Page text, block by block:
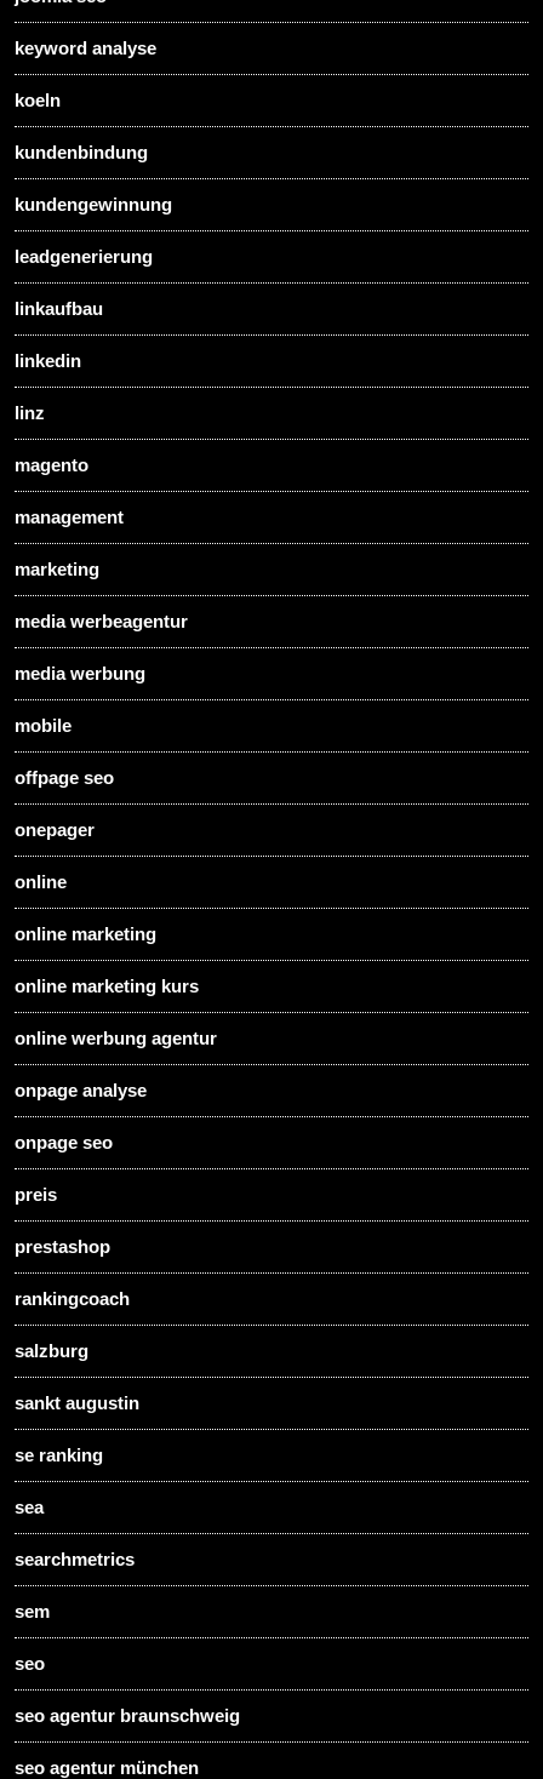
keyword analyse
koeln
kundenbindung
kundengewinnung
leadgenerierung
linkaufbau
linkedin
linz
magento
management
marketing
media werbeagentur
media werbung
mobile
offpage seo
onepager
online
online marketing
online marketing kurs
online werbung agentur
onpage analyse
onpage seo
preis
prestashop
rankingcoach
salzburg
sankt augustin
se ranking
sea
searchmetrics
sem
seo
seo agentur braunschweig
seo agentur münchen